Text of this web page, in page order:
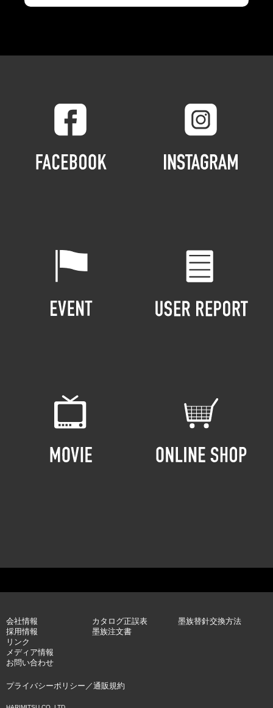
会社情報
採用情報
リンク
メディア情報
お問い合わせ
カタログ正誤表
墨族注文書
墨族替針交換方法
プライバシーポリシー ／通販規約